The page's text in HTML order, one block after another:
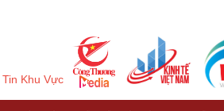
Tin Khu Vực